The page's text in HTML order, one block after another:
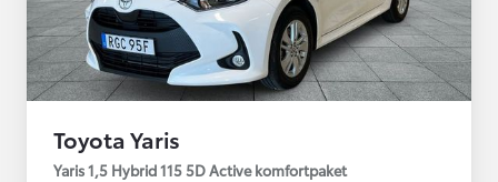
Toyota Yaris
Yaris 1,5 Hybrid 115 5D Active komfortpaket